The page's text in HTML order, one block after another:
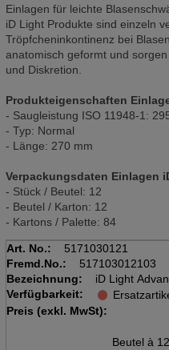
Einlagen für leichte
iD Light Produkte sind einzeln
Tröpfcheninkontinenz bei
anatomisch geformt und
und Diskretion.
Produkteigenschaften
- Saugleistung ISO 11948-1:
- Typ: Normal
- Länge: 270 mm
Verpackungsdaten Einlagen
- Stück / Beutel: 12
- Beutel / Karton: 12
- Kartons / Palette: 84
Art. No.:
5171030121
Fremd.No.:
517103012103
Bezeichnung:
iD Light
12 Stk /
Verfügbarkeit:
Preis (exkl. MwSt):
Beutel à